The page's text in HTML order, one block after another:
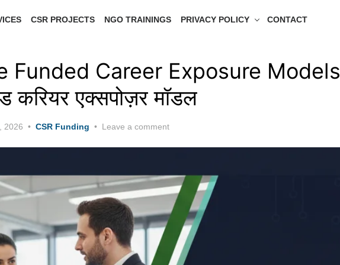
CSR PROJECTS NGO TRAININGS PRIVACY POLICY CONTACT
Funded Career Exposure Models
करियर एक्सपोज़र मॉडल
2026 CSR Funding Leave a comment